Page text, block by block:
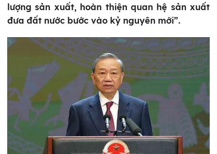
lượng sản xuất, hoàn thiện quan hệ sản xuất
đưa đất nước bước vào kỷ nguyên mới”.